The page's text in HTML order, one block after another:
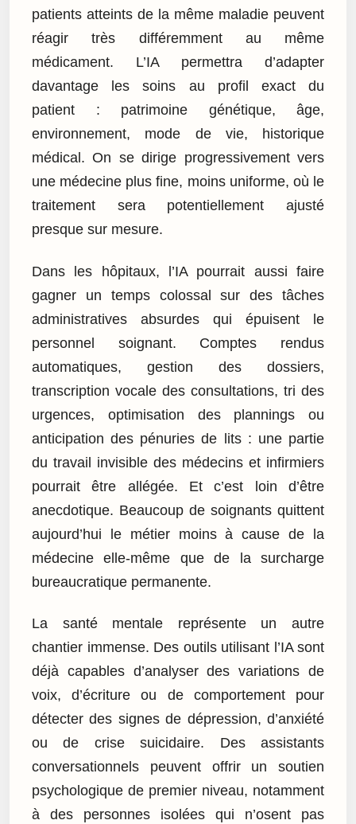
patients atteints de la même maladie peuvent
réagir très différemment au même
médicament. L’IA permettra d’adapter
davantage les soins au profil exact du
patient : patrimoine génétique, âge,
environnement, mode de vie, historique
médical. On se dirige progressivement vers
une médecine plus fine, moins uniforme, où le
traitement sera potentiellement ajusté
presque sur mesure.
Dans les hôpitaux, l’IA pourrait aussi faire
gagner un temps colossal sur des tâches
administratives absurdes qui épuisent le
personnel soignant. Comptes rendus
automatiques, gestion des dossiers,
transcription vocale des consultations, tri des
urgences, optimisation des plannings ou
anticipation des pénuries de lits : une partie
du travail invisible des médecins et infirmiers
pourrait être allégée. Et c’est loin d’être
anecdotique. Beaucoup de soignants quittent
aujourd’hui le métier moins à cause de la
médecine elle-même que de la surcharge
bureaucratique permanente.
La santé mentale représente un autre
chantier immense. Des outils utilisant l’IA sont
déjà capables d’analyser des variations de
voix, d’écriture ou de comportement pour
détecter des signes de dépression, d’anxiété
ou de crise suicidaire. Des assistants
conversationnels peuvent offrir un soutien
psychologique de premier niveau, notamment
à des personnes isolées qui n’osent pas